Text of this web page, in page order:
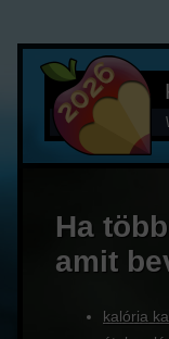
Ha
amit
kalória